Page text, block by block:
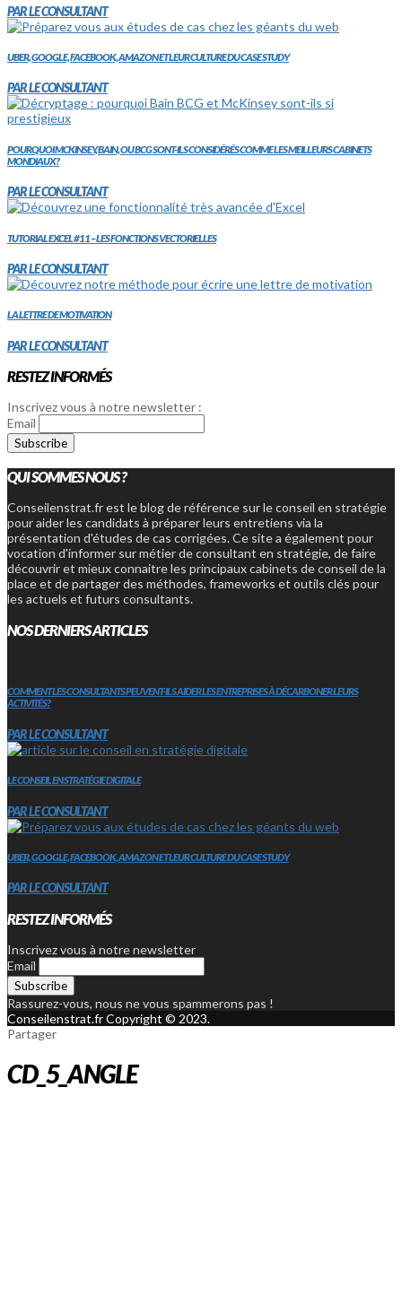
PAR LE CONSULTANT
UBER, GOOGLE, FACEBOOK, AMAZON ET LEUR CULTURE DU CASE STUDY
PAR LE CONSULTANT
POURQUOI MCKINSEY, BAIN, OU BCG SONT-ILS CONSIDÉRÉS COMME LES MEILLEURS CABINETS
MONDIAUX?
PAR LE CONSULTANT
TUTORIAL EXCEL #11 – LES FONCTIONS VECTORIELLES
PAR LE CONSULTANT
LA LETTRE DE MOTIVATION
PAR LE CONSULTANT
RESTEZ INFORMÉS
Inscrivez vous à notre newsletter :
Email
QUI SOMMES NOUS ?
Conseilenstrat.fr est le blog de référence sur le conseil en stratégie
pour aider les candidats à préparer leurs entretiens via la
présentation d'études de cas corrigées. Ce site a également pour
vocation d'informer sur métier de consultant en stratégie, de faire
découvrir et mieux connaitre les principaux cabinets de conseil de la
place et de partager des méthodes, frameworks et outils clés pour
les actuels et futurs consultants.
NOS DERNIERS ARTICLES
COMMENT LES CONSULTANTS PEUVENT-ILS AIDER LES ENTREPRISES À DÉCARBONER LEURS
ACTIVITÉS?
PAR LE CONSULTANT
LE CONSEIL EN STRATÉGIE DIGITALE
PAR LE CONSULTANT
UBER, GOOGLE, FACEBOOK, AMAZON ET LEUR CULTURE DU CASE STUDY
PAR LE CONSULTANT
RESTEZ INFORMÉS
Inscrivez vous à notre newsletter
Email
Rassurez-vous, nous ne vous spammerons pas !
Conseilenstrat.fr Copyright © 2023.
Partager
CD_5_ANGLE